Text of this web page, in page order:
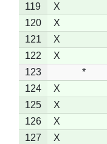
119
X
120
X
121
X
122
X
123
*
124
X
125
X
126
X
127
X